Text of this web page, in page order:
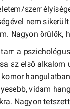
nem
Nagyon örülök,
a
az első alkalom
vidám
Nagyon